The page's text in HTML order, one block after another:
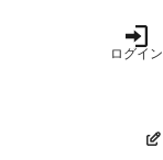
ログイン